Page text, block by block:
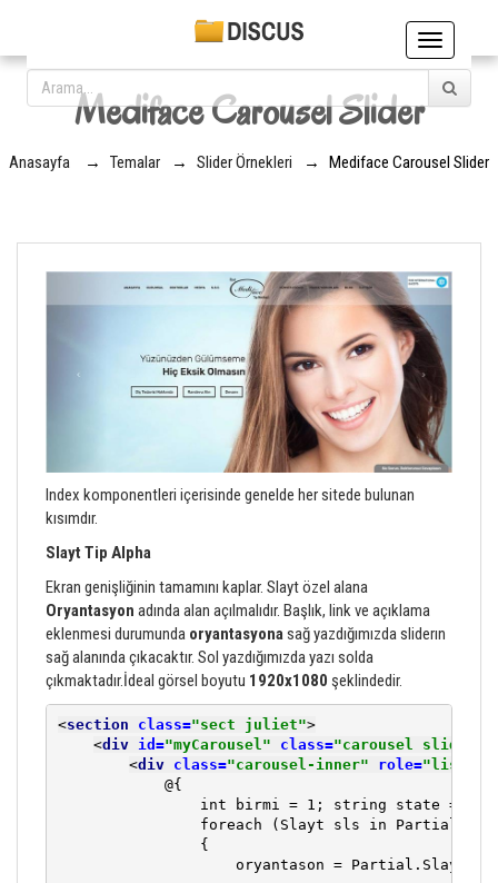
Toggle
navigation
Mediface Carousel Slider
Anasayfa → Temalar → Slider Örnekleri → Mediface Carousel Slider
Index komponentleri içerisinde genelde her sitede bulunan
kısımdır.
Slayt Tip Alpha
Ekran genişliğinin tamamını kaplar. Slayt özel alana
Oryantasyon adında alan açılmalıdır. Başlık, link ve açıklama
eklenmesi durumunda oryantasyonasağ yazdığımızda sliderın
sağ alanında çıkacaktır. Sol yazdığımızda yazı solda
çıkmaktadır.İdeal görsel boyutu 1920x1080 şeklindedir.
<section class="sect juliet">
<div id="myCarousel" class="carousel slide
<div class="carousel-inner" role=
            @{
int birmi = 1; string state =
foreach (Slayt sls in
                {
oryantason =